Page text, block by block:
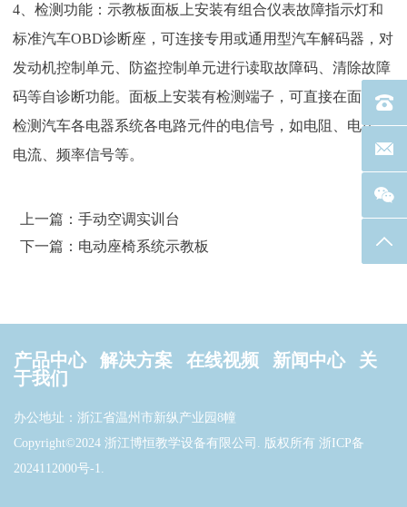
4、检测功能：示教板面板上安装有组合仪表故障指示灯和
标准汽车OBD诊断座，可连接专用或通用型汽车解码器，对
发动机控制单元、防盗控制单元进行读取故障码、清除故障
码等自诊断功能。面板上安装有检测端子，可直接在面板上
检测汽车各电器系统各电路元件的电信号，如电阻、电压、
电流、频率信号等。
上一篇：手动空调实训台
下一篇：电动座椅系统示教板
产品中心 解决方案 在线视频 新闻中心
关
于我们
办公地址：浙江省温州市新纵产业园8幢
Copyright©2024 浙江博恒教学设备有限公司. 版权所有 浙ICP备
2024112000号-1
电话
联系
返回